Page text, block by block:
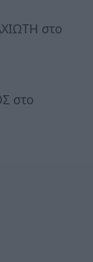
στο
στο